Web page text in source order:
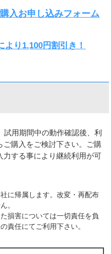
入お申し込みフォーム
り1,100円割引き！
用期間中の動作確認後、利
ご購入をご検討下さい。ご購
力する事により継続利用が可
に帰属します。改変・再配布
。
損害については一切責任を負
責任にてご利用下さい。